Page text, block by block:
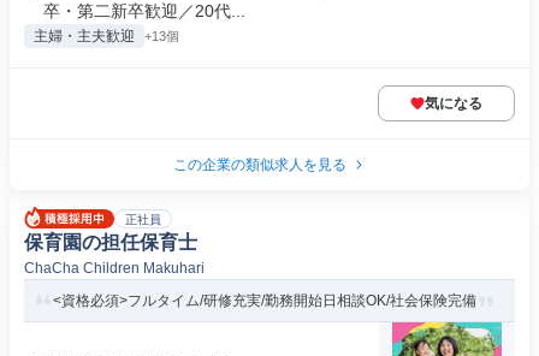
卒・第二新卒歓迎／20代...
主婦・主夫歓迎 +13個
気になる
この企業の類似求人を見る
正社員
保育園の担任保育士
ChaCha Children Makuhari
<資格必須>フルタイム/研修充実/勤務開始日相談OK/社会保険完備